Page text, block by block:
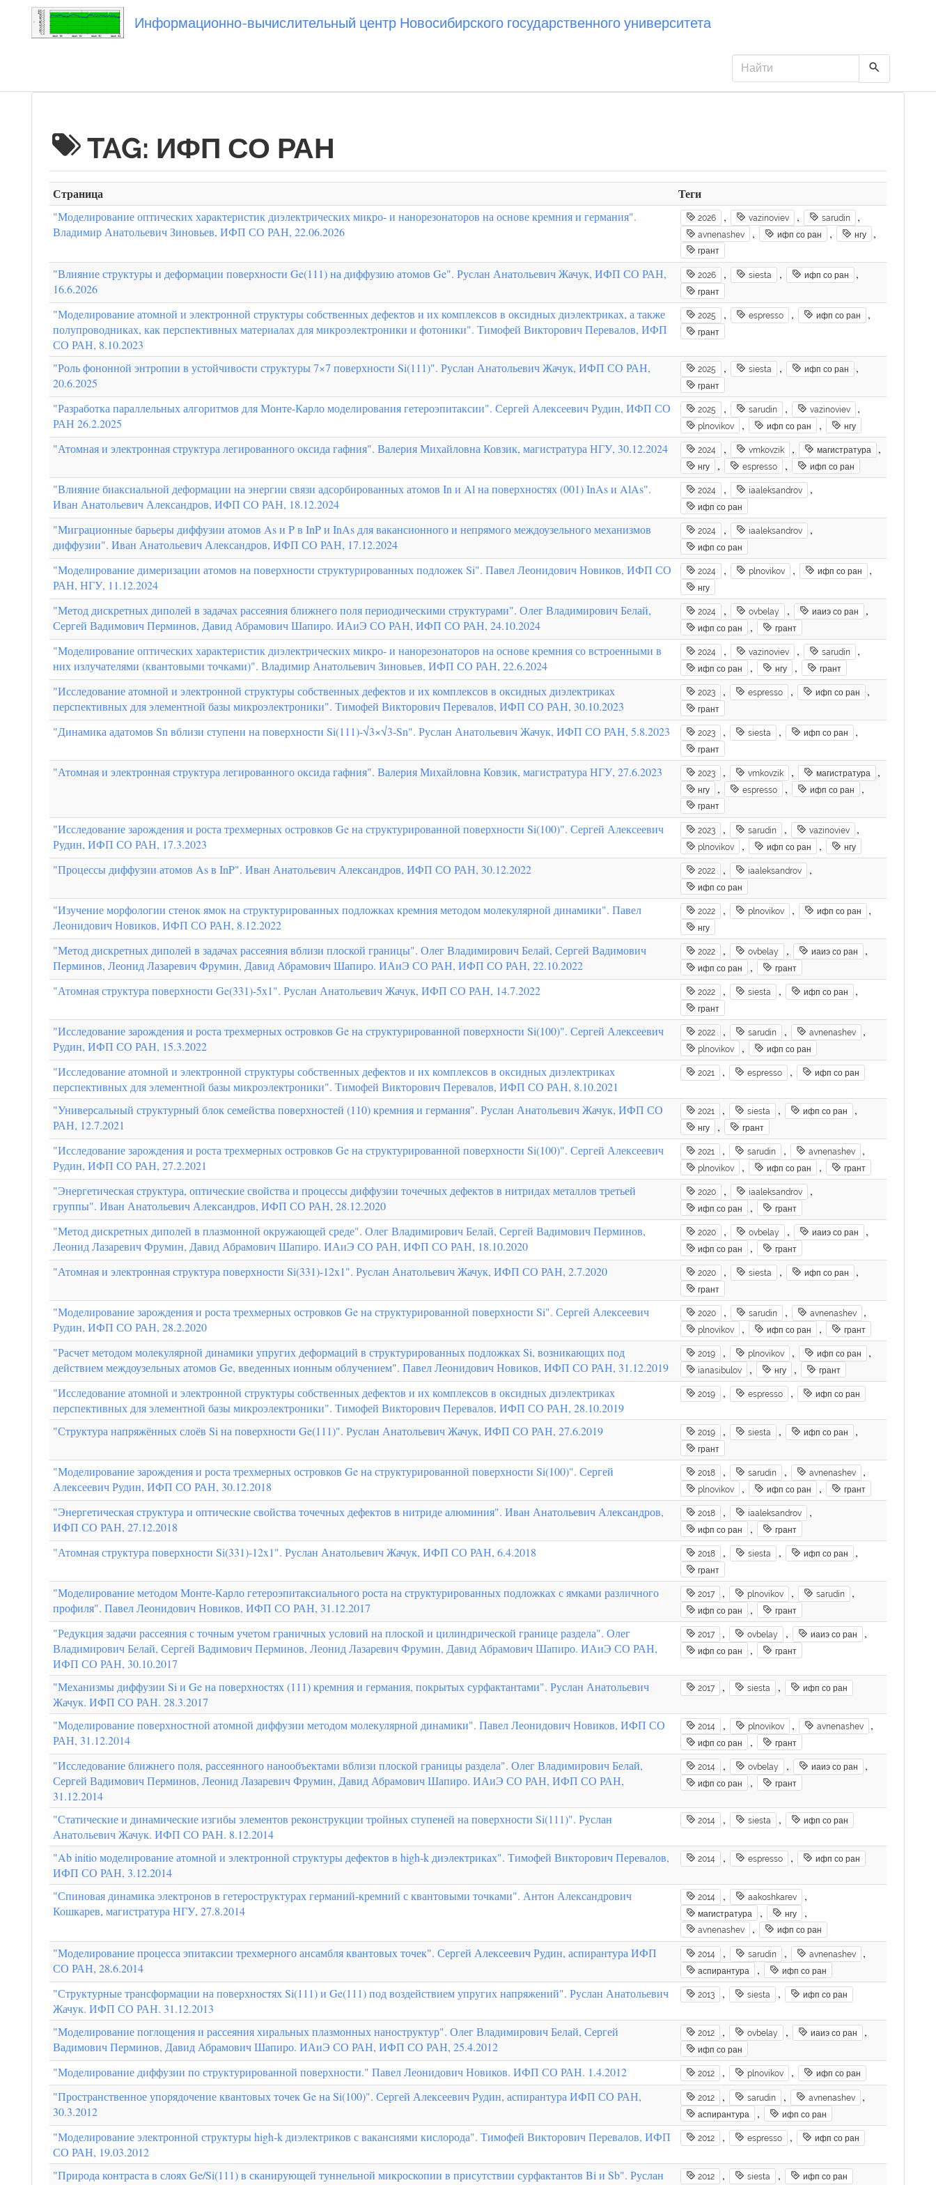
Информационно-вычислительный центр Новосибирского государственного университета
TAG: ИФП СО РАН
Страница Теги
"Моделирование оптических характеристик диэлектрических микро- и нанорезонаторов на основе кремния и германия".
Владимир Анатольевич Зиновьев, ИФП СО РАН, 22.06.2026
2026 , vazinoviev , sarudin ,
avnenashev , ифп со ран , нгу ,
грант
"Влияние структуры и деформации поверхности Ge(111) на диффузию атомов Ge". Руслан Анатольевич Жачук, ИФП СО РАН,
16.6.2026
2026 , siesta , ифп со ран ,
грант
"Моделирование атомной и электронной структуры собственных дефектов и их комплексов в оксидных диэлектриках, а также
полупроводниках, как перспективных материалах для микроэлектроники и фотоники". Тимофей Викторович Перевалов, ИФП
СО РАН, 8.10.2023
2025 , espresso , ифп со ран ,
грант
"Роль фононной энтропии в устойчивости структуры 7×7 поверхности Si(111)". Руслан Анатольевич Жачук, ИФП СО РАН,
20.6.2025
2025 , siesta , ифп со ран ,
грант
"Разработка параллельных алгоритмов для Монте-Карло моделирования гетероэпитаксии". Сергей Алексеевич Рудин, ИФП СО
РАН 26.2.2025
2025 , sarudin , vazinoviev ,
plnovikov , ифп со ран , нгу
"Атомная и электронная структура легированного оксида гафния". Валерия Михайловна Ковзик, магистратура НГУ, 30.12.2024 2024 , vmkovzik , магистратура ,
нгу , espresso , ифп со ран
"Влияние биаксиальной деформации на энергии связи адсорбированных атомов In и Al на поверхностях (001) InAs и AlAs".
Иван Анатольевич Александров, ИФП СО РАН, 18.12.2024
2024 , iaaleksandrov ,
ифп со ран
"Миграционные барьеры диффузии атомов As и P в InP и InAs для вакансионного и непрямого междоузельного механизмов
диффузии". Иван Анатольевич Александров, ИФП СО РАН, 17.12.2024
2024 , iaaleksandrov ,
ифп со ран
"Моделирование димеризации атомов на поверхности структурированных подложек Si". Павел Леонидович Новиков, ИФП СО
РАН, НГУ, 11.12.2024
2024 , plnovikov , ифп со ран ,
нгу
"Метод дискретных диполей в задачах рассеяния ближнего поля периодическими структурами". Олег Владимирович Белай,
Сергей Вадимович Перминов, Давид Абрамович Шапиро. ИАиЭ СО РАН, ИФП СО РАН, 24.10.2024
2024 , ovbelay , иаиэ со ран ,
ифп со ран , грант
"Моделирование оптических характеристик диэлектрических микро- и нанорезонаторов на основе кремния со встроенными в
них излучателями (квантовыми точками)". Владимир Анатольевич Зиновьев, ИФП СО РАН, 22.6.2024
2024 , vazinoviev , sarudin ,
ифп со ран , нгу , грант
"Исследование атомной и электронной структуры собственных дефектов и их комплексов в оксидных диэлектриках
перспективных для элементной базы микроэлектроники". Тимофей Викторович Перевалов, ИФП СО РАН, 30.10.2023
2023 , espresso , ифп со ран ,
грант
"Динамика адатомов Sn вблизи ступени на поверхности Si(111)-√3×√3-Sn". Руслан Анатольевич Жачук, ИФП СО РАН, 5.8.2023 2023 , siesta , ифп со ран ,
грант
"Атомная и электронная структура легированного оксида гафния". Валерия Михайловна Ковзик, магистратура НГУ, 27.6.2023 2023 , vmkovzik , магистратура ,
нгу , espresso , ифп со ран ,
грант
"Исследование зарождения и роста трехмерных островков Ge на структурированной поверхности Si(100)". Сергей Алексеевич
Рудин, ИФП СО РАН, 17.3.2023
2023 , sarudin , vazinoviev ,
plnovikov , ифп со ран , нгу
"Процессы диффузии атомов As в InP". Иван Анатольевич Александров, ИФП СО РАН, 30.12.2022 2022 , iaaleksandrov ,
ифп со ран
"Изучение морфологии стенок ямок на структурированных подложках кремния методом молекулярной динамики". Павел
Леонидович Новиков, ИФП СО РАН, 8.12.2022
2022 , plnovikov , ифп со ран ,
нгу
"Метод дискретных диполей в задачах рассеяния вблизи плоской границы". Олег Владимирович Белай, Сергей Вадимович
Перминов, Леонид Лазаревич Фрумин, Давид Абрамович Шапиро. ИАиЭ СО РАН, ИФП СО РАН, 22.10.2022
2022 , ovbelay , иаиэ со ран ,
ифп со ран , грант
"Атомная структура поверхности Ge(331)-5x1". Руслан Анатольевич Жачук, ИФП СО РАН, 14.7.2022 2022 , siesta , ифп со ран ,
грант
"Исследование зарождения и роста трехмерных островков Ge на структурированной поверхности Si(100)". Сергей Алексеевич
Рудин, ИФП СО РАН, 15.3.2022
2022 , sarudin , avnenashev ,
plnovikov , ифп со ран
"Исследование атомной и электронной структуры собственных дефектов и их комплексов в оксидных диэлектриках
перспективных для элементной базы микроэлектроники". Тимофей Викторович Перевалов, ИФП СО РАН, 8.10.2021
2021 , espresso , ифп со ран
"Универсальный структурный блок семейства поверхностей (110) кремния и германия". Руслан Анатольевич Жачук, ИФП СО
РАН, 12.7.2021
2021 , siesta , ифп со ран ,
нгу , грант
"Исследование зарождения и роста трехмерных островков Ge на структурированной поверхности Si(100)". Сергей Алексеевич
Рудин, ИФП СО РАН, 27.2.2021
2021 , sarudin , avnenashev ,
plnovikov , ифп со ран , грант
"Энергетическая структура, оптические свойства и процессы диффузии точечных дефектов в нитридах металлов третьей
группы". Иван Анатольевич Александров, ИФП СО РАН, 28.12.2020
2020 , iaaleksandrov ,
ифп со ран , грант
"Метод дискретных диполей в плазмонной окружающей среде". Олег Владимирович Белай, Сергей Вадимович Перминов,
Леонид Лазаревич Фрумин, Давид Абрамович Шапиро. ИАиЭ СО РАН, ИФП СО РАН, 18.10.2020
2020 , ovbelay , иаиэ со ран ,
ифп со ран , грант
"Атомная и электронная структура поверхности Si(331)-12x1". Руслан Анатольевич Жачук, ИФП СО РАН, 2.7.2020 2020 , siesta , ифп со ран ,
грант
"Моделирование зарождения и роста трехмерных островков Ge на структурированной поверхности Si". Сергей Алексеевич
Рудин, ИФП СО РАН, 28.2.2020
2020 , sarudin , avnenashev ,
plnovikov , ифп со ран , грант
"Расчет методом молекулярной динамики упругих деформаций в структурированных подложках Si, возникающих под
действием междоузельных атомов Ge, введенных ионным облучением". Павел Леонидович Новиков, ИФП СО РАН, 31.12.2019
2019 , plnovikov , ифп со ран ,
ianasibulov , нгу , грант
"Исследование атомной и электронной структуры собственных дефектов и их комплексов в оксидных диэлектриках
перспективных для элементной базы микроэлектроники". Тимофей Викторович Перевалов, ИФП СО РАН, 28.10.2019
2019 , espresso , ифп со ран
"Структура напряжённых слоёв Si на поверхности Ge(111)". Руслан Анатольевич Жачук, ИФП СО РАН, 27.6.2019 2019 , siesta , ифп со ран ,
грант
"Моделирование зарождения и роста трехмерных островков Ge на структурированной поверхности Si(100)". Сергей
Алексеевич Рудин, ИФП СО РАН, 30.12.2018
2018 , sarudin , avnenashev ,
plnovikov , ифп со ран , грант
"Энергетическая структура и оптические свойства точечных дефектов в нитриде алюминия". Иван Анатольевич Александров,
ИФП СО РАН, 27.12.2018
2018 , iaaleksandrov ,
ифп со ран , грант
"Атомная структура поверхности Si(331)-12x1". Руслан Анатольевич Жачук, ИФП СО РАН, 6.4.2018 2018 , siesta , ифп со ран ,
грант
"Моделирование методом Монте-Карло гетероэпитаксиального роста на структурированных подложках с ямками различного
профиля". Павел Леонидович Новиков, ИФП СО РАН, 31.12.2017
2017 , plnovikov , sarudin ,
ифп со ран , грант
"Редукция задачи рассеяния с точным учетом граничных условий на плоской и цилиндрической границе раздела". Олег
Владимирович Белай, Сергей Вадимович Перминов, Леонид Лазаревич Фрумин, Давид Абрамович Шапиро. ИАиЭ СО РАН,
ИФП СО РАН, 30.10.2017
2017 , ovbelay , иаиэ со ран ,
ифп со ран , грант
"Механизмы диффузии Si и Ge на поверхностях (111) кремния и германия, покрытых сурфактантами". Руслан Анатольевич
Жачук. ИФП СО РАН. 28.3.2017
2017 , siesta , ифп со ран
"Моделирование поверхностной атомной диффузии методом молекулярной динамики". Павел Леонидович Новиков, ИФП СО
РАН, 31.12.2014
2014 , plnovikov , avnenashev ,
ифп со ран , грант
"Исследование ближнего поля, рассеянного нанообъектами вблизи плоской границы раздела". Олег Владимирович Белай,
Сергей Вадимович Перминов, Леонид Лазаревич Фрумин, Давид Абрамович Шапиро. ИАиЭ СО РАН, ИФП СО РАН,
31.12.2014
2014 , ovbelay , иаиэ со ран ,
ифп со ран , грант
"Статические и динамические изгибы элементов реконструкции тройных ступеней на поверхности Si(111)". Руслан
Анатольевич Жачук. ИФП СО РАН. 8.12.2014
2014 , siesta , ифп со ран
"Ab initio моделирование атомной и электронной структуры дефектов в high-k диэлектриках". Тимофей Викторович Перевалов,
ИФП СО РАН, 3.12.2014
2014 , espresso , ифп со ран
"Спиновая динамика электронов в гетероструктурах германий-кремний с квантовыми точками". Антон Александрович
Кошкарев, магистратура НГУ, 27.8.2014
2014 , aakoshkarev ,
магистратура , нгу ,
avnenashev , ифп со ран
"Моделирование процесса эпитаксии трехмерного ансамбля квантовых точек". Сергей Алексеевич Рудин, аспирантура ИФП
СО РАН, 28.6.2014
2014 , sarudin , avnenashev ,
аспирантура , ифп со ран
"Структурные трансформации на поверхностях Si(111) и Ge(111) под воздействием упругих напряжений". Руслан Анатольевич
Жачук. ИФП СО РАН. 31.12.2013
2013 , siesta , ифп со ран
"Моделирование поглощения и рассеяния хиральных плазмонных наноструктур". Олег Владимирович Белай, Сергей
Вадимович Перминов, Давид Абрамович Шапиро. ИАиЭ СО РАН, ИФП СО РАН, 25.4.2012
2012 , ovbelay , иаиэ со ран ,
ифп со ран
"Моделирование диффузии по структурированной поверхности." Павел Леонидович Новиков. ИФП СО РАН. 1.4.2012 2012 , plnovikov , ифп со ран
"Пространственное упорядочение квантовых точек Ge на Si(100)". Сергей Алексеевич Рудин, аспирантура ИФП СО РАН,
30.3.2012
2012 , sarudin , avnenashev ,
аспирантура , ифп со ран
"Моделирование электронной структуры high-k диэлектриков с вакансиями кислорода". Тимофей Викторович Перевалов, ИФП
СО РАН, 19.03.2012
2012 , espresso , ифп со ран
"Природа контраста в слоях Ge/Si(111) в сканирующей туннельной микроскопии в присутствии сурфактантов Bi и Sb". Руслан
2012 , siesta , ифп со ран